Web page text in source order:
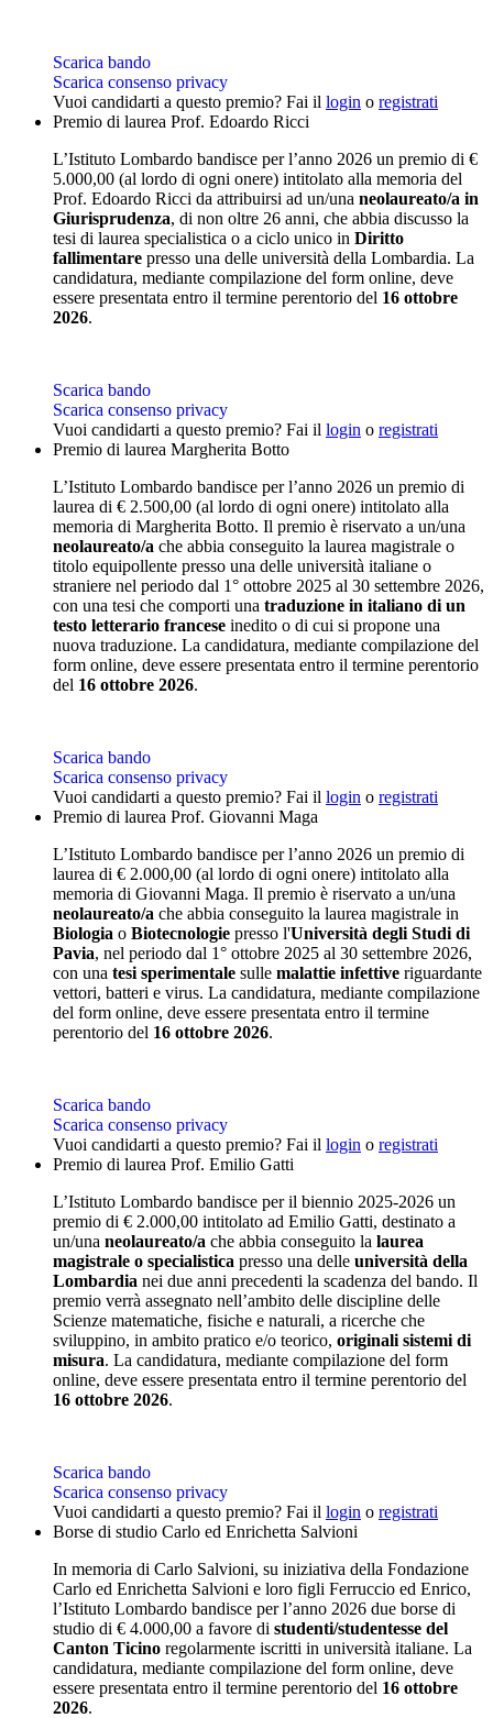
Scarica bando
Scarica consenso privacy
Vuoi candidarti a questo premio? Fai il login o registrati
Premio di laurea Prof. Edoardo Ricci
L’Istituto Lombardo bandisce per l’anno 2026 un premio di €
5.000,00 (al lordo di ogni onere) intitolato alla memoria del
Prof. Edoardo Ricci da attribuirsi ad un/una neolaureato/a in
Giurisprudenza, di non oltre 26 anni, che abbia discusso la
tesi di laurea specialistica o a ciclo unico in Diritto
fallimentare presso una delle università della Lombardia. La
candidatura, mediante compilazione del form online, deve
essere presentata entro il termine perentorio del 16 ottobre
2026.
Scarica bando
Scarica consenso privacy
Vuoi candidarti a questo premio? Fai il login o registrati
Premio di laurea Margherita Botto
L’Istituto Lombardo bandisce per l’anno 2026 un premio di
laurea di € 2.500,00 (al lordo di ogni onere) intitolato alla
memoria di Margherita Botto. Il premio è riservato a un/una
neolaureato/a che abbia conseguito la laurea magistrale o
titolo equipollente presso una delle università italiane o
straniere nel periodo dal 1° ottobre 2025 al 30 settembre 2026,
con una tesi che comporti una traduzione in italiano di un
testo letterario francese inedito o di cui si propone una
nuova traduzione. La candidatura, mediante compilazione del
form online, deve essere presentata entro il termine perentorio
del 16 ottobre 2026.
Scarica bando
Scarica consenso privacy
Vuoi candidarti a questo premio? Fai il login o registrati
Premio di laurea Prof. Giovanni Maga
L’Istituto Lombardo bandisce per l’anno 2026 un premio di
laurea di € 2.000,00 (al lordo di ogni onere) intitolato alla
memoria di Giovanni Maga. Il premio è riservato a un/una
neolaureato/a che abbia conseguito la laurea magistrale in
Biologia o Biotecnologie presso l'Università degli Studi di
Pavia, nel periodo dal 1° ottobre 2025 al 30 settembre 2026,
con una tesi sperimentale sulle malattie infettive riguardante
vettori, batteri e virus. La candidatura, mediante compilazione
del form online, deve essere presentata entro il termine
perentorio del 16 ottobre 2026.
Scarica bando
Scarica consenso privacy
Vuoi candidarti a questo premio? Fai il login o registrati
Premio di laurea Prof. Emilio Gatti
L’Istituto Lombardo bandisce per il biennio 2025-2026 un
premio di € 2.000,00 intitolato ad Emilio Gatti, destinato a
un/una neolaureato/a che abbia conseguito la laurea
magistrale o specialistica presso una delle università della
Lombardia nei due anni precedenti la scadenza del bando. Il
premio verrà assegnato nell’ambito delle discipline delle
Scienze matematiche, fisiche e naturali, a ricerche che
sviluppino, in ambito pratico e/o teorico, originali sistemi di
misura. La candidatura, mediante compilazione del form
online, deve essere presentata entro il termine perentorio del
16 ottobre 2026.
Scarica bando
Scarica consenso privacy
Vuoi candidarti a questo premio? Fai il login o registrati
Borse di studio Carlo ed Enrichetta Salvioni
In memoria di Carlo Salvioni, su iniziativa della Fondazione
Carlo ed Enrichetta Salvioni e loro figli Ferruccio ed Enrico,
l’Istituto Lombardo bandisce per l’anno 2026 due borse di
studio di € 4.000,00 a favore di studenti/studentesse del
Canton Ticino regolarmente iscritti in università italiane. La
candidatura, mediante compilazione del form online, deve
essere presentata entro il termine perentorio del 16 ottobre
2026.